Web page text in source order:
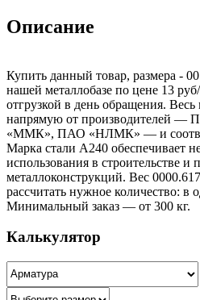
Описание
Купить данный товар, размера -
нашей металлобазе по цене 13
отгрузкой в день обращения. Весь
напрямую от производителей —
«ММК», ПАО «НЛМК» — и
Марка стали А240 обеспечивает
использования в строительстве и
металлоконструкций. Вес
рассчитать нужное количество: в
Минимальный заказ — от 300 кг.
Калькулятор